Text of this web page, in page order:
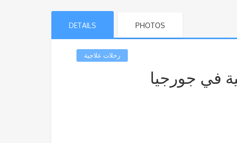
DETAILS PHOTOS
رحلات علاجية
في جورجيا